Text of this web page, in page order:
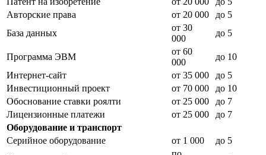
Авторские права
от 20 000
до 5
База данных
от 30
000
до 5
Программа ЭВМ
от 60
000
до 10
Интернет-сайт
от 35 000
до 5
Инвестиционный проект
от 70 000
до 10
Обоснование ставки роялти
от 25 000
до 7
Лицензионные платежи
от 25 000
до 7
Оборудование и транспорт
Серийное оборудование
от 1 000
до 5